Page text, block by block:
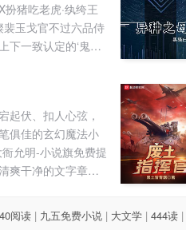
猪吃老虎·纨绔王
玉戈官不过六品侍
下一致认定的‘鬼见
。呛一句就心口
晕，偏偏又是襄阳
人想管也没人敢
头...
起伏、扣人心弦，
俱佳的玄幻魔法小
允明-小说旗免费提
爽干净的文字章节
40阅读 | 九五免费小说 | 大文学 | 444读 |